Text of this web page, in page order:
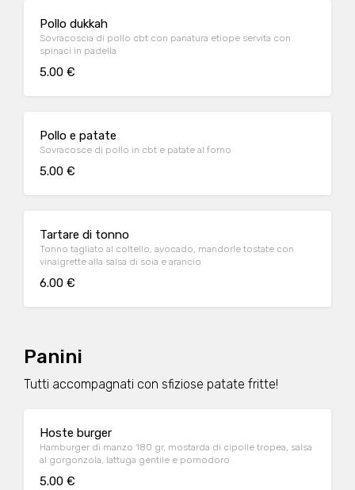
Pollo dukkah
Sovracoscia di pollo cbt con panatura etiope servita con
spinaci in padella
5.00 €
Pollo e patate
Sovracosce di pollo in cbt e patate al forno
5.00 €
Tartare di tonno
Tonno tagliato al coltello, avocado, mandorle tostate con
vinaigrette alla salsa di soia e arancio
6.00 €
Panini
Tutti accompagnati con sfiziose patate fritte!
Hoste burger
Hamburger di manzo 180 gr, mostarda di cipolle tropea, salsa
al gorgonzola, lattuga gentile e pomodoro
5.00 €